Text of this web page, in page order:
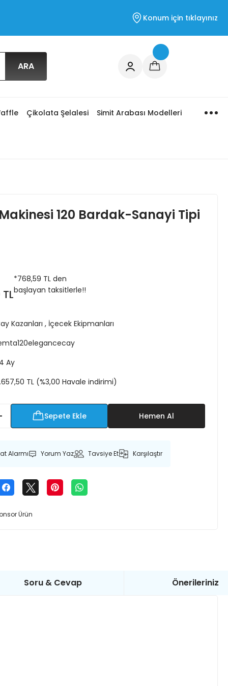
Konum için tıklayınız
ARA
Çikolata Şelalesi Simit Arabası Modelleri
120 Bardak-Sanayi Tipi
*768,59 TL den
başlayan taksitlerle!!
Kazanları , İçecek Ekipmanları
Ay
TL (%3,00 Havale indirimi)
Sepete Ekle Hemen Al
Alarmı Yorum Yaz Tavsiye Et Karşılaştır
Ürün
Soru & Cevap Önerileriniz